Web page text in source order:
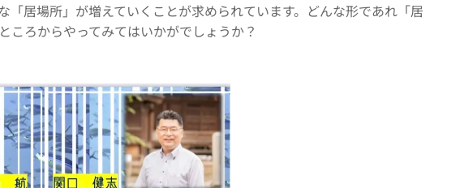
居場所」が増えていくことが求められています。どんな形であれ「居
ころからやってみてはいかがでしょうか？